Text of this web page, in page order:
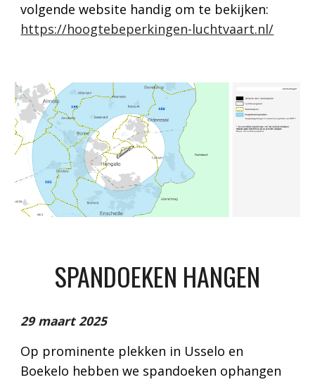
volgende website handig om te bekijken:
https://hoogtebeperkingen-luchtvaart.nl/
SPANDOEKEN HANGEN
29 maart 2025
Op prominente plekken in Usselo en
Boekelo hebben we spandoeken ophangen